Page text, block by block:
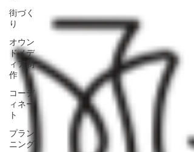
街づく
り
オウン
ドメデ
ィア制
作
コーデ
ィネー
ト
プラン
ニング